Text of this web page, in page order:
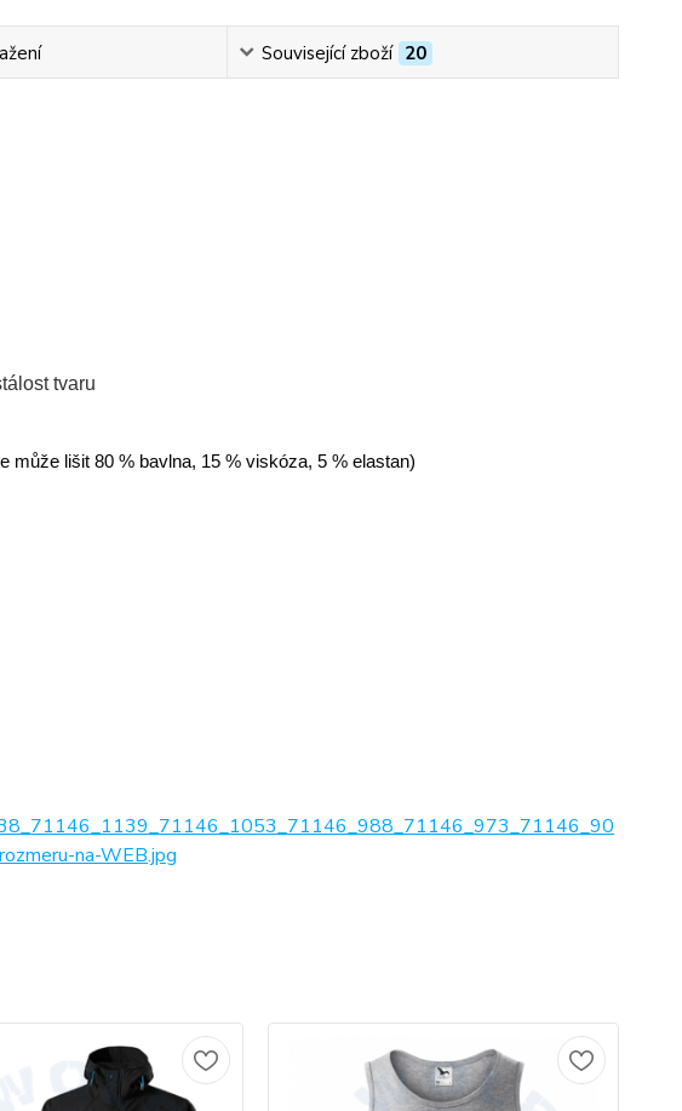
Související zboží 20
tvaru
může lišit 80 % bavlna, 15 % viskóza, 5 % elastan)
na-WEB.jpg